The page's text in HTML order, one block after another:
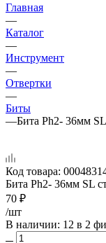
Главная
—
Каталог
—
Инструмент
—
Отвертки
—
Биты
—Бита Ph2- 36мм
Код товара:
Бита Ph2- 36мм SL
70 ₽
/шт
В наличии: 12 в 2